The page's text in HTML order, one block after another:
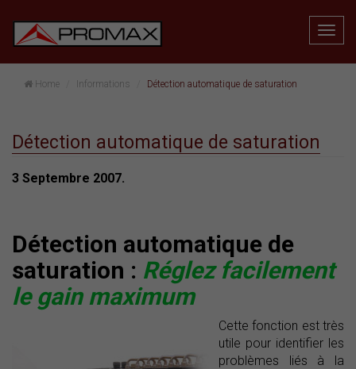
Home Informations Détection automatique de saturation
Détection automatique de saturation
3 Septembre 2007.
Détection automatique de
saturation : Réglez facilement
le gain maximum
Cette fonction est très
utile pour identifier les
problèmes liés à la